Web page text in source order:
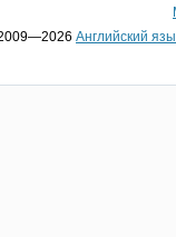
Английский